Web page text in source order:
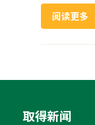
阅读更多
取得新闻